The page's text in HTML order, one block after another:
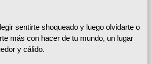
sentirte shoqueado y luego olvidarte o
más con hacer de tu mundo, un lugar
y cálido.